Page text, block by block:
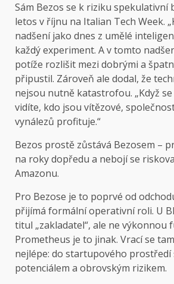
Sám Bezos se k riziku spekulativní
letos v říjnu na Italian Tech Week.
nadšení jako dnes z umělé
každý experiment. A v tomto
potíže rozlišit mezi dobrými a
připustil. Zároveň ale dodal, že
nejsou nutně katastrofou. „Když
vidíte, kdo jsou vítězové,
vynálezů profituje.“
Bezos prostě zůstává Bezosem –
na roky dopředu a nebojí se
Amazonu.
Pro Bezose je to poprvé od
přijímá formální operativní roli. U
titul „zakladatel“, ale ne výkonnou
Prometheus je to jinak. Vrací se
nejlépe: do startupového prostředí
potenciálem a obrovským rizikem.